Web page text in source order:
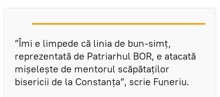
”Îmi e limpede că linia de bun-simț,
reprezentată de Patriarhul BOR, e atacată
mișelește de mentorul scăpătaților
bisericii de la Constanța”, scrie Funeriu.